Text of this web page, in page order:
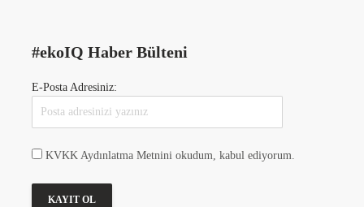
#ekoIQ Haber Bülteni
E-Posta Adresiniz:
KVKK Aydınlatma Metnini okudum, kabul ediyorum.